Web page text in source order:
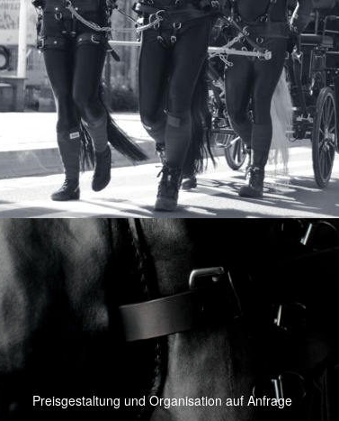
Preisgestaltung und Organisation auf Anfrage